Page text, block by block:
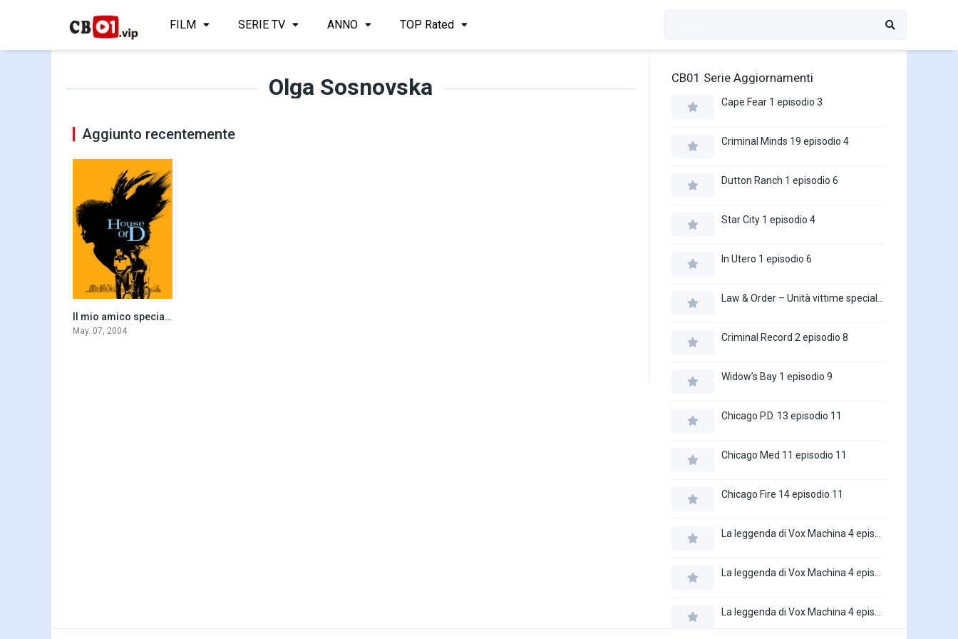
FILM SERIE TV ANNO TOP Rated
Olga Sosnovska
Aggiunto recentemente
7.0Il mio amico speciale (2004)
May. 07, 2004
CB01 Serie Aggiornamenti
Cape Fear 1 episodio 3
Criminal Minds 19 episodio 4
Dutton Ranch 1 episodio 6
Star City 1 episodio 4
In Utero 1 episodio 6
Criminal Record 2 episodio 8
Widow’s Bay 1 episodio 9
Chicago P.D. 13 episodio 11
Chicago Med 11 episodio 11
Chicago Fire 14 episodio 11